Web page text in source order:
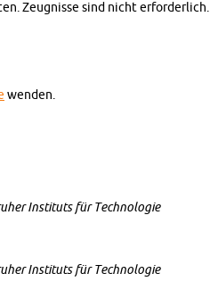
Zeug­nis­se sind nicht er­for­der­lich.
wen­den.
In­sti­tuts für Tech­no­lo­gie
In­sti­tuts für Tech­no­lo­gie